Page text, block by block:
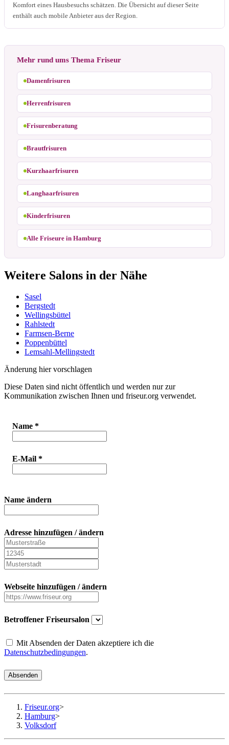
Komfort eines Hausbesuchs schätzen. Die Übersicht auf dieser Seite
enthält auch mobile Anbieter aus der Region.
Mehr rund ums Thema Friseur
Damenfrisuren
Herrenfrisuren
Frisurenberatung
Brautfrisuren
Kurzhaarfrisuren
Langhaarfrisuren
Kinderfrisuren
Alle Friseure in Hamburg
Weitere Salons in der Nähe
Sasel
Bergstedt
Wellingsbüttel
Rahlstedt
Farmsen-Berne
Poppenbüttel
Lemsahl-Mellingstedt
Änderung hier vorschlagen
Diese Daten sind nicht öffentlich und werden nur zur
Kommunikation zwischen Ihnen und friseur.org verwendet.
Name *
E-Mail *
Name ändern
Adresse hinzufügen / ändern
Webseite hinzufügen / ändern
Betroffener Friseursalon
Mit Absenden der Daten akzeptiere ich die
Datenschutzbedingungen.
Absenden
Friseur.org>
Hamburg>
Volksdorf